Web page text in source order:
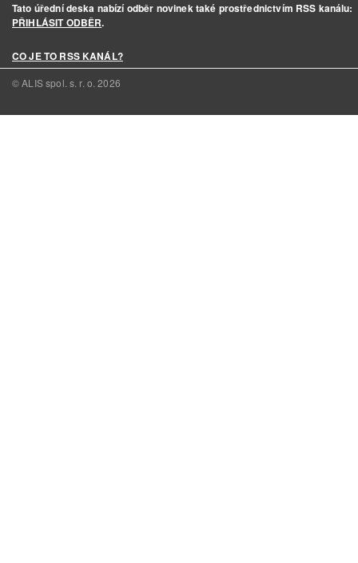
Tato úřední deska nabízí odběr novinek také prostřednictvím RSS kanálu:
PŘIHLÁSIT ODBĚR.
CO JE TO RSS KANÁL?
© ALIS spol. s. r. o.2026